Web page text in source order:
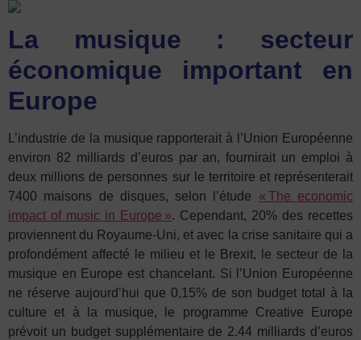
La musique : secteur
économique important en
Europe
L’industrie de la musique rapporterait à l’Union Européenne
environ 82 milliards d’euros par an, fournirait un emploi à
deux millions de personnes sur le territoire et représenterait
7400 maisons de disques, selon l’étude « The economic
impact of music in Europe ». Cependant, 20% des recettes
proviennent du Royaume-Uni, et avec la crise sanitaire qui a
profondément affecté le milieu et le Brexit, le secteur de la
musique en Europe est chancelant. Si l’Union Européenne
ne réserve aujourd’hui que 0,15% de son budget total à la
culture et à la musique, le programme Creative Europe
prévoit un budget supplémentaire de 2.44 milliards d’euros